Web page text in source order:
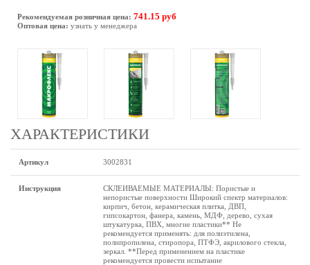
Рекомендуемая розничная цена: 741.15 руб
Оптовая цена: узнать у менеджера
ХАРАКТЕРИСТИКИ
Артикул 3002831
Инструкция
СКЛЕИВАЕМЫЕ МАТЕРИАЛЫ: Пористые и
непористые поверхности Широкий спектр материалов:
кирпич, бетон, керамическая плитка, ДВП,
гипсокартон, фанера, камень, МДФ, дерево, сухая
штукатурка, ПВХ, многие пластики** Не
рекомендуется применять: для полиэтилена,
полипропилена, стиропора, ПТФЭ, акрилового стекла,
зеркал. **Перед применением на пластике
рекомендуется провести испытание